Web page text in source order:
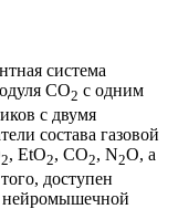
система
CO2 с одним
с двумя
состава газовой
2, EtO2, CO2, N2O, а
доступен
нейромышечной